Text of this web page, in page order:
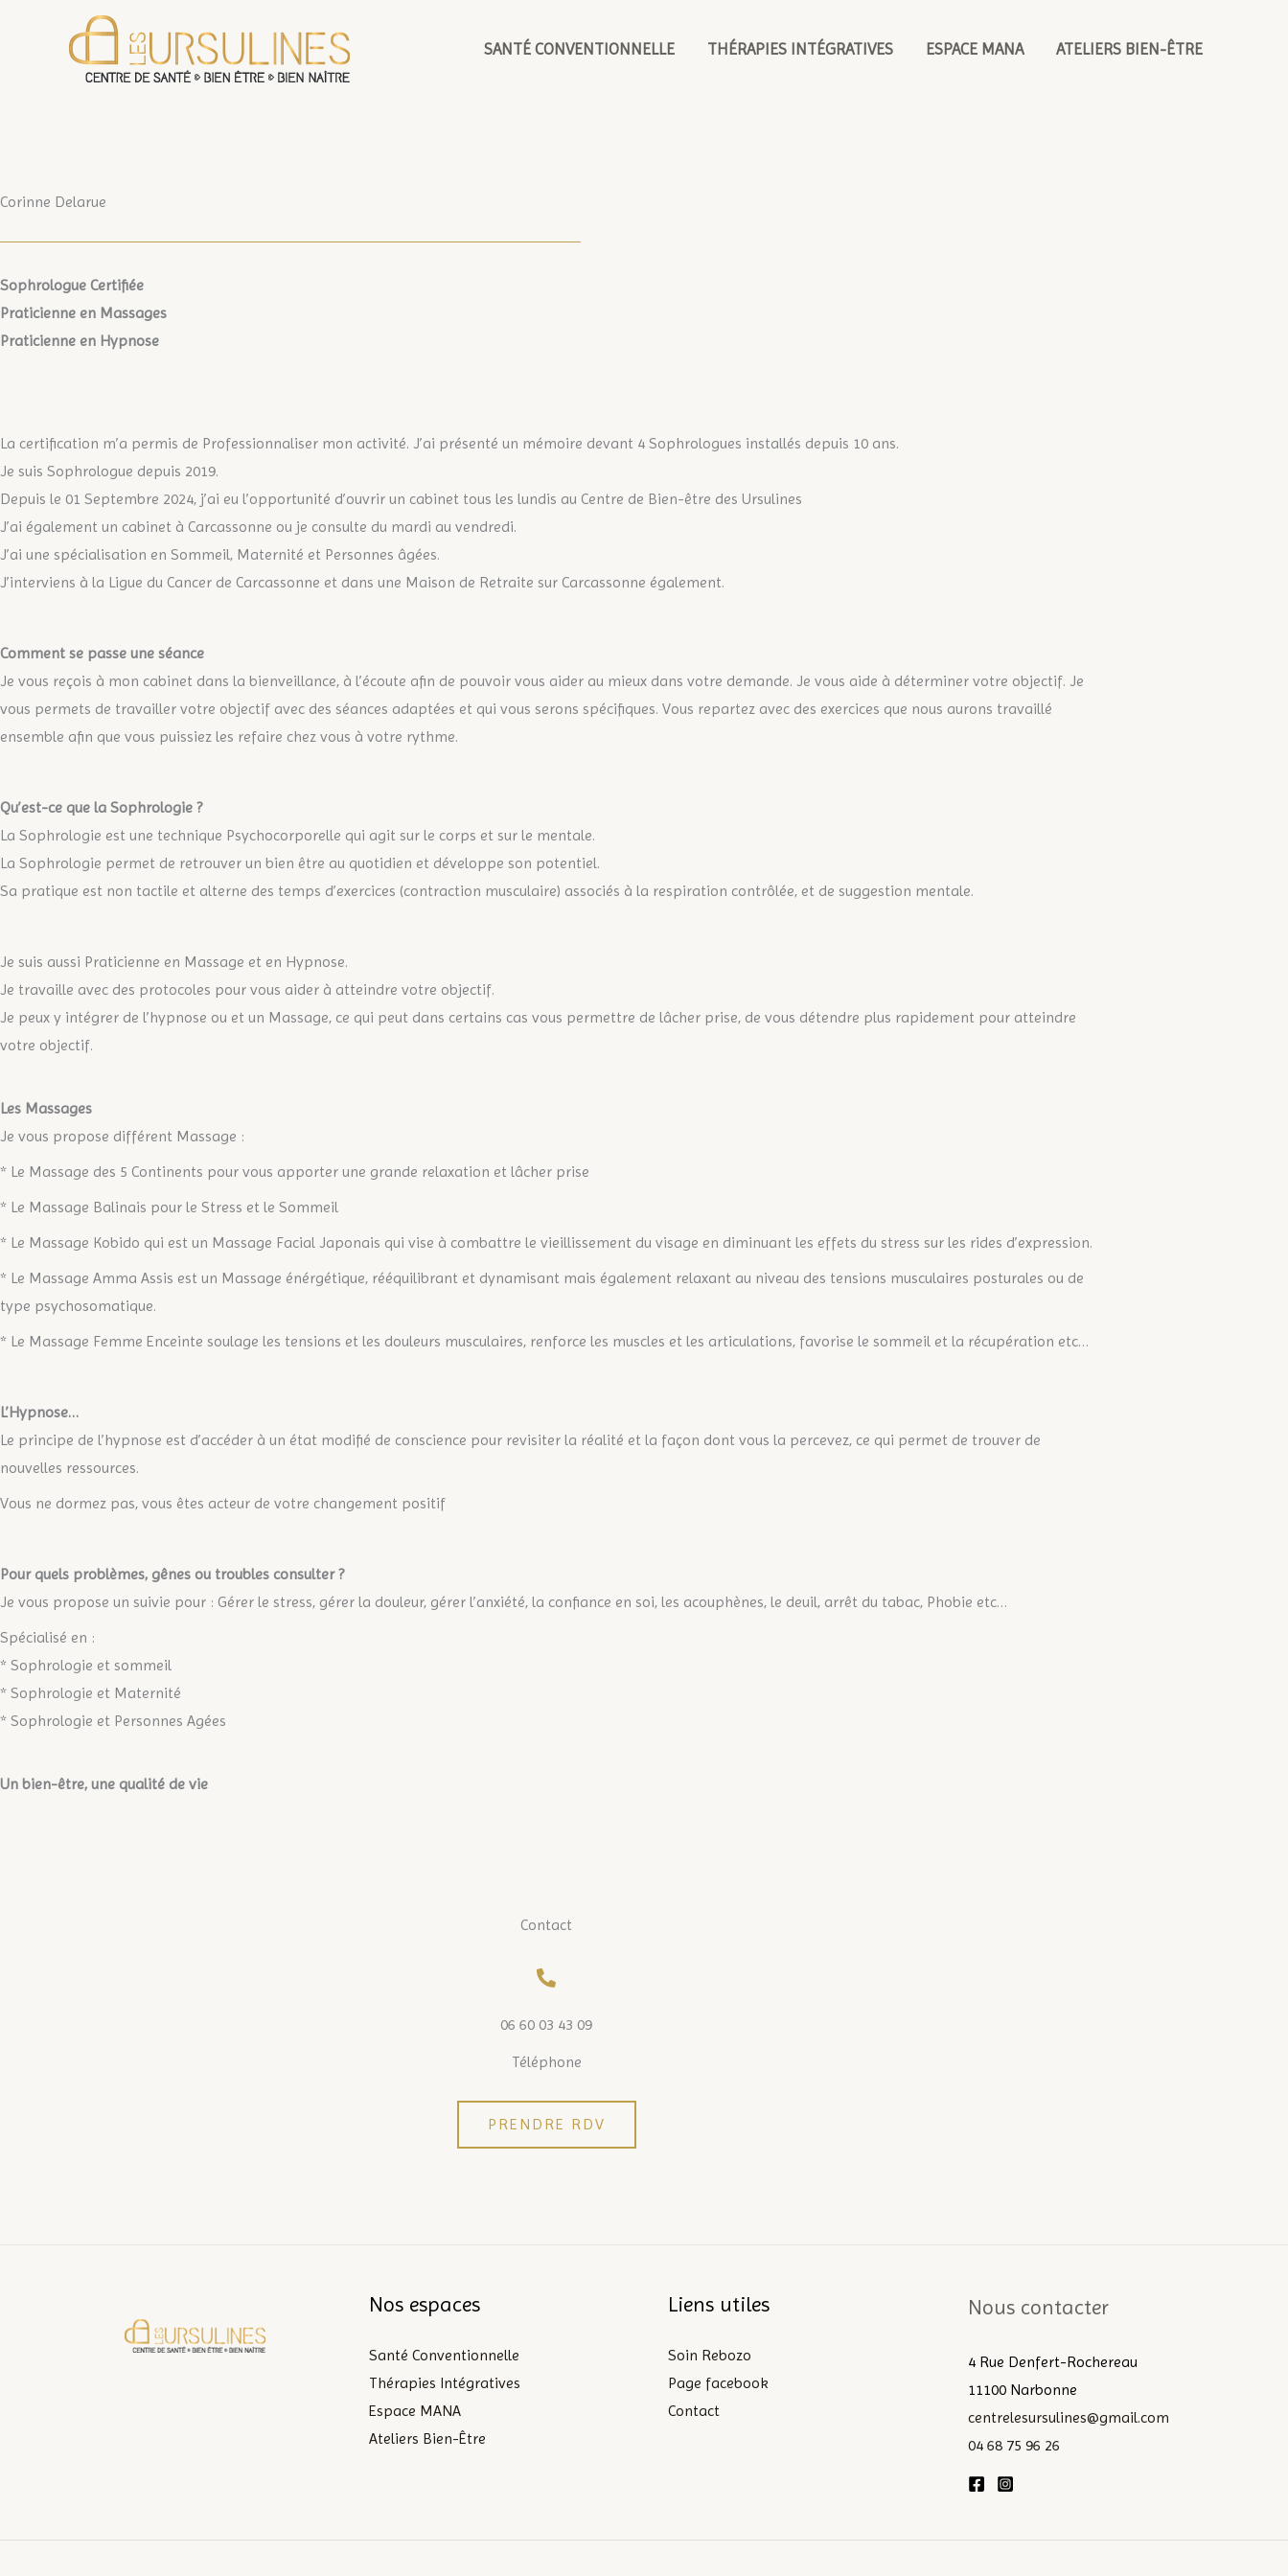
SANTÉ CONVENTIONNELLE THÉRAPIES INTÉGRATIVES ESPACE MANA ATELIERS BIEN-ÊTRE
Corinne Delarue
Sophrologue Certifiée
Praticienne en Massages
Praticienne en Hypnose
La certification m’a permis de Professionnaliser mon activité. J’ai présenté un mémoire devant 4 Sophrologues installés depuis 10 ans.
Je suis Sophrologue depuis 2019.
Depuis le 01 Septembre 2024, j’ai eu l’opportunité d’ouvrir un cabinet tous les lundis au Centre de Bien-être des Ursulines
J’ai également un cabinet à Carcassonne ou je consulte du mardi au vendredi.
J’ai une spécialisation en Sommeil, Maternité et Personnes âgées.
J’interviens à la Ligue du Cancer de Carcassonne et dans une Maison de Retraite sur Carcassonne également.
Comment se passe une séance
Je vous reçois à mon cabinet dans la bienveillance, à l’écoute afin de pouvoir vous aider au mieux dans votre demande. Je vous aide à déterminer votre objectif. Je
vous permets de travailler votre objectif avec des séances adaptées et qui vous serons spécifiques. Vous repartez avec des exercices que nous aurons travaillé
ensemble afin que vous puissiez les refaire chez vous à votre rythme.
Qu’est-ce que la Sophrologie ?
La Sophrologie est une technique Psychocorporelle qui agit sur le corps et sur le mentale.
La Sophrologie permet de retrouver un bien être au quotidien et développe son potentiel.
Sa pratique est non tactile et alterne des temps d’exercices (contraction musculaire) associés à la respiration contrôlée, et de suggestion mentale.
Je suis aussi Praticienne en Massage et en Hypnose.
Je travaille avec des protocoles pour vous aider à atteindre votre objectif.
Je peux y intégrer de l’hypnose ou et un Massage, ce qui peut dans certains cas vous permettre de lâcher prise, de vous détendre plus rapidement pour atteindre
votre objectif.
Les Massages
Je vous propose différent Massage :
* Le Massage des 5 Continents pour vous apporter une grande relaxation et lâcher prise
* Le Massage Balinais pour le Stress et le Sommeil
* Le Massage Kobido qui est un Massage Facial Japonais qui vise à combattre le vieillissement du visage en diminuant les effets du stress sur les rides d’expression.
* Le Massage Amma Assis est un Massage énérgétique, rééquilibrant et dynamisant mais également relaxant au niveau des tensions musculaires posturales ou de
type psychosomatique.
* Le Massage Femme Enceinte soulage les tensions et les douleurs musculaires, renforce les muscles et les articulations, favorise le sommeil et la récupération etc…
L’Hypnose…
Le principe de l’hypnose est d’accéder à un état modifié de conscience pour revisiter la réalité et la façon dont vous la percevez, ce qui permet de trouver de
nouvelles ressources.
Vous ne dormez pas, vous êtes acteur de votre changement positif
Pour quels problèmes, gênes ou troubles consulter ?
Je vous propose un suivie pour : Gérer le stress, gérer la douleur, gérer l’anxiété, la confiance en soi, les acouphènes, le deuil, arrêt du tabac, Phobie etc…
Spécialisé en :
* Sophrologie et sommeil
* Sophrologie et Maternité
* Sophrologie et Personnes Agées
Un bien-être, une qualité de vie
Contact
06 60 03 43 09
Téléphone
PRENDRE RDV
Nos espaces
Santé Conventionnelle
Thérapies Intégratives
Espace MANA
Ateliers Bien-Être
Liens utiles
Soin Rebozo
Page facebook
Contact
Nous contacter
4 Rue Denfert-Rochereau
11100 Narbonne
centrelesursulines@gmail.com
04 68 75 96 26